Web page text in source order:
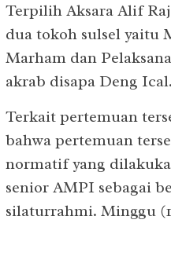
Terpilih Aksara Alif
dua tokoh sulsel yaitu
Marham dan
akrab disapa Deng Ical.
Terkait pertemuan
bahwa pertemuan
normatif yang
senior AMPI sebagai
silaturrahmi. Minggu